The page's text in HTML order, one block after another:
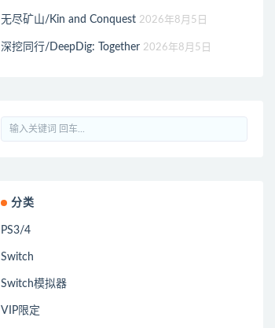
无尽矿山/Kin and Conquest 2026年8月5日
深挖同行/DeepDig: Together 2026年8月5日
分类
PS3/4
Switch
Switch模拟器
VIP限定